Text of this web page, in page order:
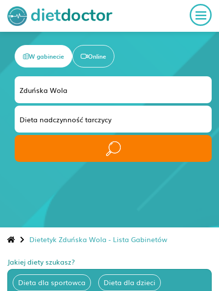
W gabinecie Online
Dietetyk Zduńska Wola - Lista Gabinetów
Jakiej diety szukasz?
Dieta dla sportowca Dieta dla dzieci